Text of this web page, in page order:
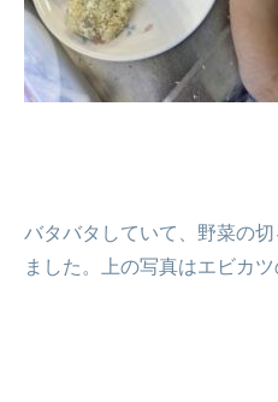
バタバタしていて、野菜の
ました。上の写真はエビカツ